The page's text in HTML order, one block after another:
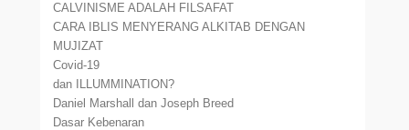
CALVINISME ADALAH FILSAFAT
CARA IBLIS MENYERANG ALKITAB DENGAN
MUJIZAT
Covid-19
dan ILLUMMINATION?
Daniel Marshall dan Joseph Breed
Dasar Kebenaran